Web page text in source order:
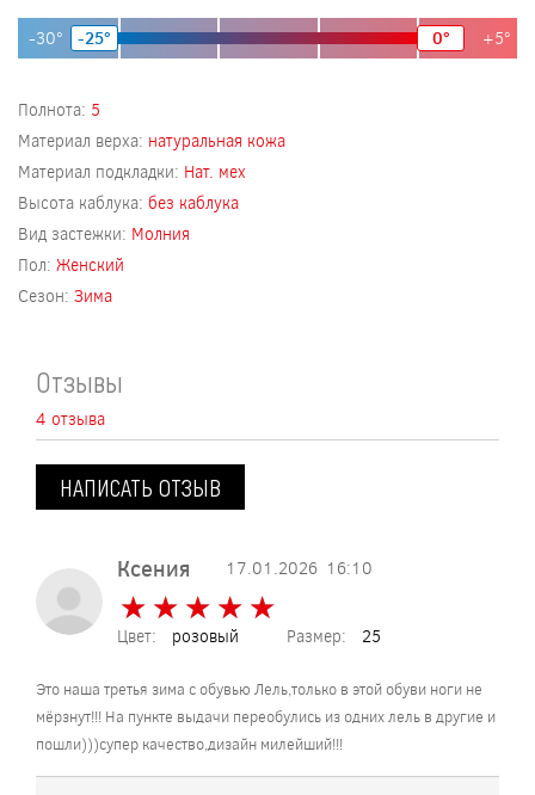
-30° -25° 0° +5°
Полнота: 5
Материал верха: натуральная кожа
Материал подкладки: Нат. мех
Высота каблука: без каблука
Вид застежки: Молния
Пол: Женский
Сезон: Зима
Отзывы
4 отзыва
НАПИСАТЬ ОТЗЫВ
Ксения 17.01.2026 16:10
★ ★ ★ ★ ★
★ ★ ★ ★ ★
Цвет: розовый Размер: 25
Это наша третья зима с обувью Лель,только в этой обуви ноги не
мёрзнут!!! На пункте выдачи переобулись из одних лель в другие и
пошли)))супер качество,дизайн милейший!!!